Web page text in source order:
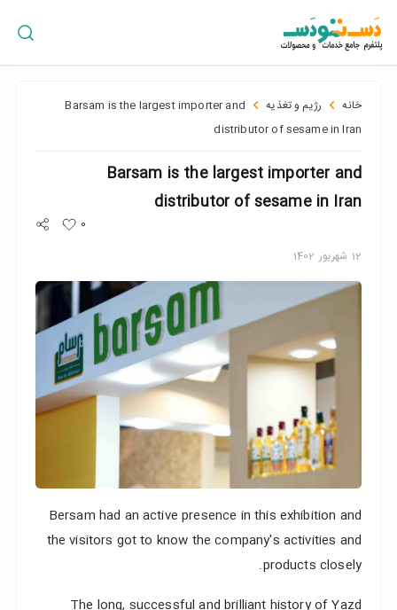
خانه رژیم و تغذیه
Barsam is the largest importer and
distributor of sesame in Iran
Barsam is the largest importer and
distributor of sesame in Iran
0
12 شهریور 1402
Bersam had an active presence in this exhibition and
the visitors got to know the company's activities and
products closely.
The long, successful and brilliant history of Yazd
ورود
پراکندگی
جغرافیایی